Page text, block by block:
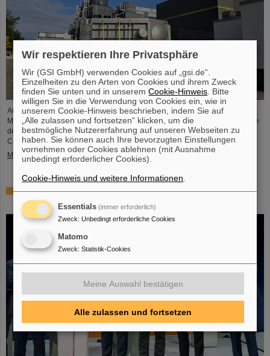
Auf der FAIR-Baustelle hat die NUSTAR-Kollaboration einen wichtigen
Meilenstein erreicht: Die GLAD-Vakuumkammer – die erste Großkomponente
des NUSTAR-Experimentaufbaus – wurde erfolgreich in das High Energy
Cave von NUSTAR transportiert.
Mehr »
ZVEI Electrifying Ideas Award 2026 für Rittal, GSI
Helmholtzzentrum und etalytics
Wir respektieren Ihre Privatsphäre
Wir (GSI GmbH) verwenden Cookies auf „gsi.de“.
Einzelheiten zu den Arten von Cookies und ihrem Zweck
finden Sie unten und in unseremCookie-Hinweis . Bitte
willigen Sie in die Verwendung von Cookies ein, wie in
unserem Cookie-Hinweis beschrieben, indem Sie auf
„Alle zulassen und fortsetzen“ klicken, um die
bestmögliche Nutzererfahrung auf unseren Webseiten zu
haben. Sie können auch Ihre bevorzugten Einstellungen
vornehmen oder Cookies ablehnen (mit Ausnahme
unbedingt erforderlicher Cookies).
Cookie-Hinweis und weitere Informationen
Essentials (immer erforderlich)
Zweck: Unbedingt erforderliche Cookies
Matomo
Zweck: Statistik-Cookies
Meine Auswahl bestätigen
Alle zulassen und fortsetzen